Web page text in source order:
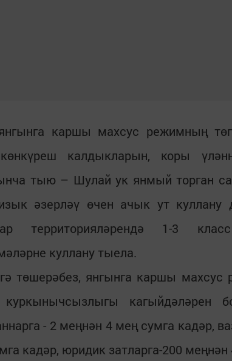
каршы махсус режимның төп
калдыкларын, коры
тыю – Шулай ук янмый торган
әзерләү өчен ачык ут
территорияләрендә 1-3
куллану тыела.
төшерәбез, янгынга каршы
куркынычсызлыгы кагыйдәләрен
- 2 меңнән 4 мең сумга кадәр,
кадәр, юридик затларга-200